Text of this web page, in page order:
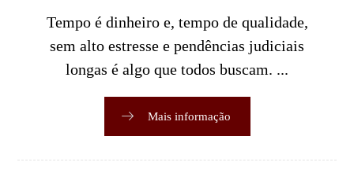
Tempo é dinheiro e, tempo de qualidade,
sem alto estresse e pendências judiciais
longas é algo que todos buscam. ...
Mais informação